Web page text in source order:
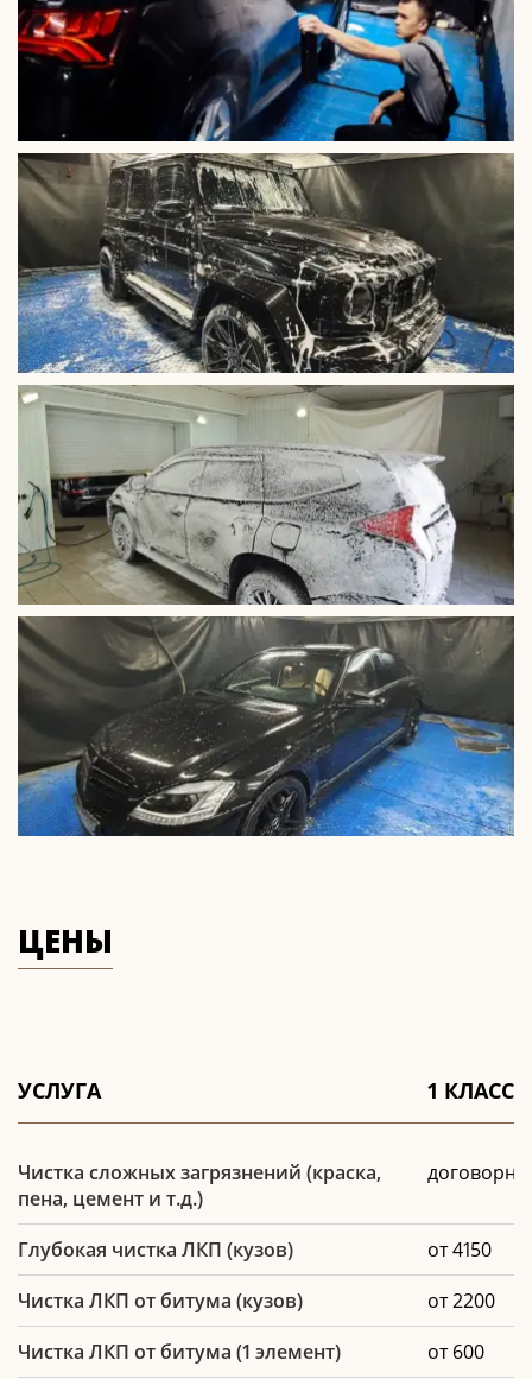
ЦЕНЫ
УСЛУГА 1 КЛАСС
Чистка сложных загрязнений (краска,
пена, цемент и т.д.)
Глубокая чистка ЛКП (кузов)
от 4150
Чистка ЛКП от битума (кузов)
от 2200
Чистка ЛКП от битума (1 элемент)
от 600